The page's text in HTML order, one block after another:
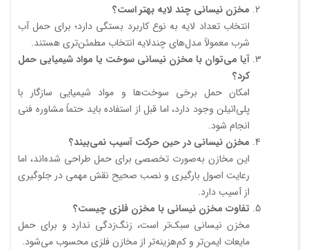
مخزن نیسانی چند لایه بهتر است؟
انتخاب تعداد لایه به نوع کاربرد بستگی دارد؛ برای حمل آب
شرب معمولاً مدل‌های چندلایه انتخاب مطمئن‌تری هستند.
آیا می‌توان با مخزن نیسانی سوخت یا مواد شیمیایی حمل
کرد؟
امکان حمل برخی سوخت‌ها و مواد شیمیایی سازگار با
پلی‌اتیلن وجود دارد، اما قبل از استفاده باید حتماً مشاوره فنی
انجام شود.
مخزن نیسانی در حین حرکت آسیب نمی‌بیند؟
این مخازن به‌صورت تخصصی برای حمل طراحی شده‌اند، اما
رعایت اصول بارگیری و نصب صحیح نقش مهمی در جلوگیری
از آسیب دارد.
تفاوت مخزن نیسانی با مخزن فلزی چیست؟
مخزن نیسانی سبک‌تر است، زنگ‌زدگی ندارد و برای حمل
مایعات ایمن‌تر و کم‌هزینه‌تر از مخازن فلزی محسوب می‌شود.